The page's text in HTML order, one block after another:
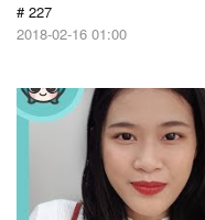
# 227
2018-02-16 01:00